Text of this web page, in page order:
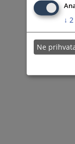
↓ 2
Ne